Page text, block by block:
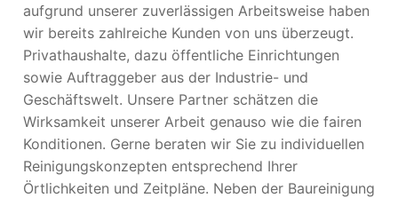
aufgrund unserer zuverlässigen Arbeitsweise haben
wir bereits zahlreiche Kunden von uns überzeugt.
Privathaushalte, dazu öffentliche Einrichtungen
sowie Auftraggeber aus der Industrie- und
Geschäftswelt. Unsere Partner schätzen die
Wirksamkeit unserer Arbeit genauso wie die fairen
Konditionen. Gerne beraten wir Sie zu individuellen
Reinigungskonzepten entsprechend Ihrer
Örtlichkeiten und Zeitpläne. Neben der Baureinigung